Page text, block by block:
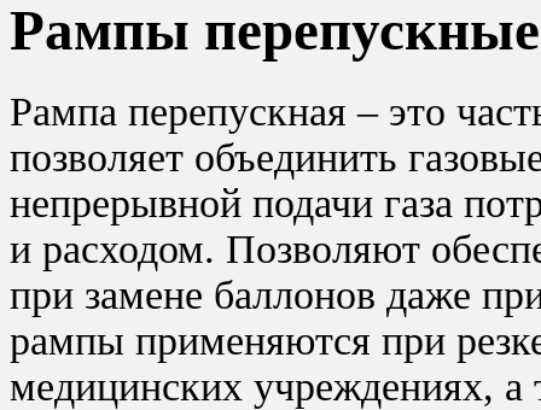
Рампы перепускные
Рампа перепускная – это
позволяет объединить
непрерывной подачи газа
и расходом. Позволяют
при замене баллонов даже
рампы применяются при
медицинских учреждениях, а